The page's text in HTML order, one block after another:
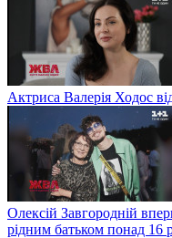
Актриса Валерія Ходос
Олексій Завгородній
рідним батьком понад 16